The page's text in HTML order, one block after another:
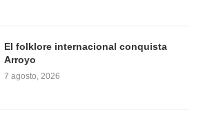
El folklore internacional conquista
Arroyo
7 agosto, 2026